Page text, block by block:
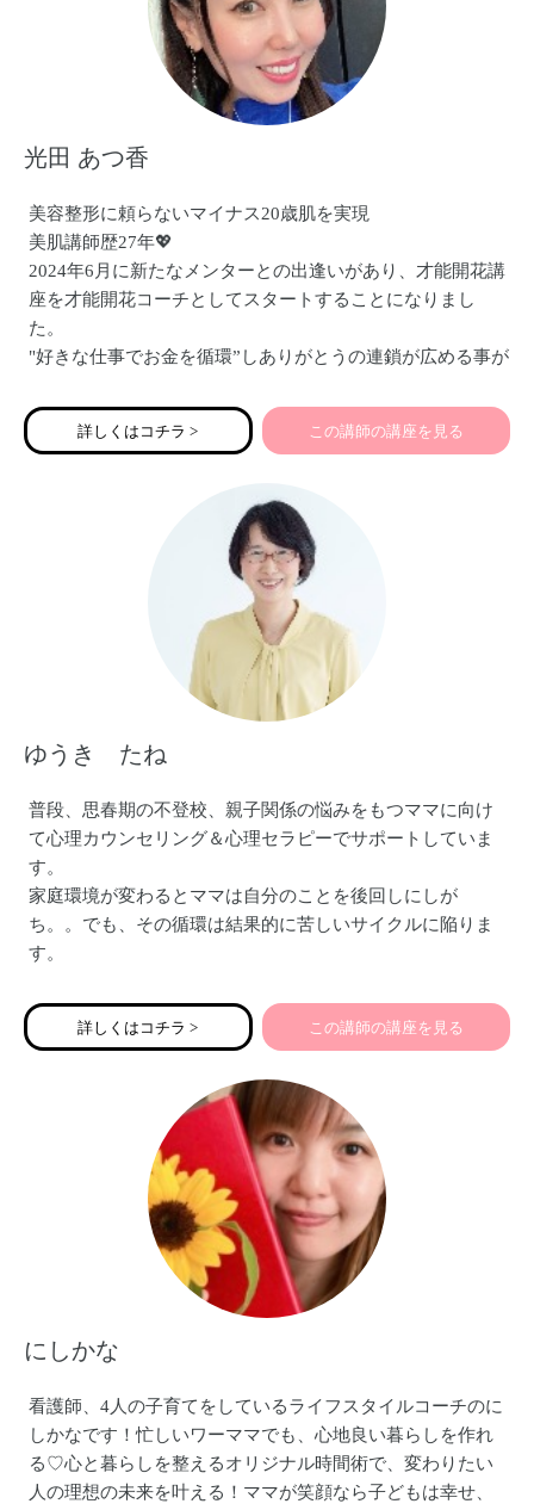
光田 あつ香
美容整形に頼らないマイナス20歳肌を実現
美肌講師歴27年💖
2024年6月に新たなメンターとの出逢いがあり、才能開花講
座を才能開花コーチとしてスタートすることになりまし
た。
"好きな仕事でお金を循環”しありがとうの連鎖が広める事が
"好きな仕事でお金を稼ぐ"
一人、一人が輝くと地球波動が高まります。
夢実現講座「才能開花光座」を個人セッションで募集して
詳しくはコチラ > この講師の講座を見る
ゆうき たね
普段、思春期の不登校、親子関係の悩みをもつママに向け
て心理カウンセリング＆心理セラピーでサポートしていま
す。
家庭環境が変わるとママは自分のことを後回しにしが
ち。。でも、その循環は結果的に苦しいサイクルに陥りま
す。
視点と順番があるということ。
子どももママも笑顔になる。ママのやりたいを叶える講座
詳しくはコチラ > この講師の講座を見る
にしかな
看護師、4人の子育てをしているライフスタイルコーチのに
しかなです！忙しいワーママでも、心地良い暮らしを作れ
る♡心と暮らしを整えるオリジナル時間術で、変わりたい
人の理想の未来を叶える！ママが笑顔なら子どもは幸せ、